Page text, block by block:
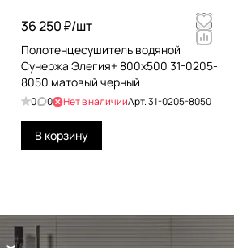
36 250 ₽/шт
Полотенцесушитель водяной
Сунержа Элегия+ 800х500 31-0205-
8050 матовый черный
0 0 Нет в наличииАрт.31-0205-8050
В корзину